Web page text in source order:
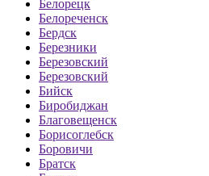
Белорецк
Белореченск
Бердск
Березники
Березовский
Березовский
Бийск
Биробиджан
Благовещенск
Борисоглебск
Боровичи
Братск